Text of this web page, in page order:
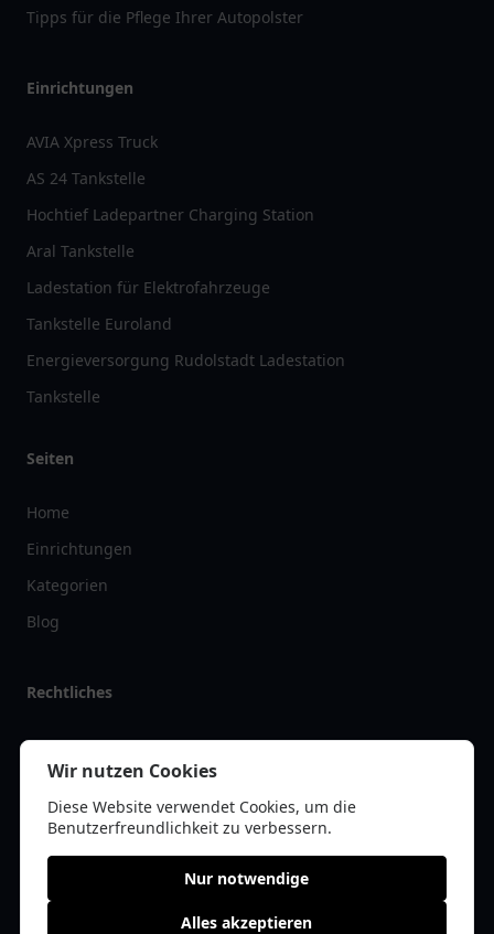
Tipps für die Pflege Ihrer Autopolster
Einrichtungen
AVIA Xpress Truck
AS 24 Tankstelle
Hochtief Ladepartner Charging Station
Aral Tankstelle
Ladestation für Elektrofahrzeuge
Tankstelle Euroland
Energieversorgung Rudolstadt Ladestation
Tankstelle
Seiten
Home
Einrichtungen
Kategorien
Blog
Rechtliches
Impressum
Datenschutz
Kontakt
Wir nutzen Cookies
Diese Website verwendet Cookies, um die
Benutzerfreundlichkeit zu verbessern.
Nur notwendige
Alles akzeptieren